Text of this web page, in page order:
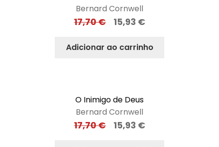
Bernard Cornwell
17,70€ 15,93 €
Adicionar ao carrinho
O Inimigo de Deus
Bernard Cornwell
17,70€ 15,93 €